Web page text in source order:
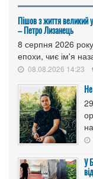
Пішов з життя великий
– Петро Лизанець
8 серпня 2026
епохи, чиє ім'я
08.08.2026 14:23
У